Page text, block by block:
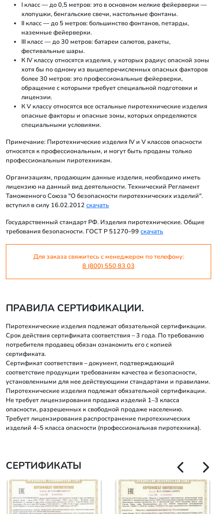
I класс — до 0,5 метров: это в основном мелкие фейерверки —
хлопушки, бенгальские свечи, настольные фонтаны.
II класс — до 5 метров: большинство фонтанов, петарды,
наземные фейерверки.
III класс — до 30 метров: батареи салютов, ракеты,
фестивальные шары.
К IV классу относятся изделия, у которых радиус опасной зоны
хотя бы по одному из вышеперечисленных опасных факторов
более 30 метров: это профессиональные фейерверки,
обращение с которыми требует специальной подготовки и
лицензии.
К V классу относятся все остальные пиротехнические изделия
опасные факторы и опасные зоны, которых определяются
специальными условиями.
Примечание: Пиротехнические изделия IV и V классов опасности
относятся к профессиональным, и могут быть проданы только
профессиональным пиротехникам.
Организациям, продающим данные изделия, необходимо иметь
лицензию на данный вид деятельности. Технический Регламент
Таможенного Союза "О безопасности пиротехнических изделий".
вступил в силу 16.02.2012 скачать
Государственный стандарт РФ. Изделия пиротехнические. Общие
требования безопасности. ГОСТ Р 51270–99 скачать
Для заказа свяжитесь с менеджером по телефону:
8 (800) 550 83 03
ПРАВИЛА СЕРТИФИКАЦИИ.
Пиротехнические изделия подлежат обязательной сертификации.
Срок действия сертификата соответствия – 3 года. По требованию
потребителя продавец обязан ознакомить его с копией
сертификата.
Сертификат соответствия – документ, подтверждающий
соответствие продукции требованиям качества и безопасности,
установленными для нее действующими стандартами и правилами.
Пиротехнические изделия подлежат обязательной сертификации.
Не требует лицензирования продажа изделий 1–3 класса
опасности, разрешенных к свободной продаже населению.
Требует лицензирования распространение пиротехнических
изделий 4–5 класса опасности (профессиональная пиротехника).
СЕРТИФИКАТЫ